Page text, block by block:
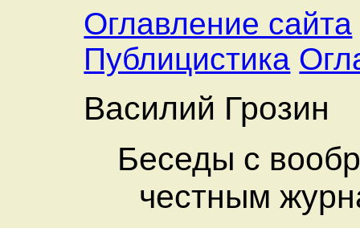
Оглавление сайта
Публицистика
Василий Грозин
Беседы с
честным